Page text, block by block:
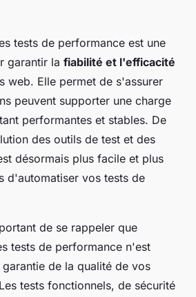
tests de performance est une
garantir la fiabilité et l'efficacité
web. Elle permet de s'assurer
peuvent supporter une charge
performantes et stables. De
des outils de test et des
désormais plus facile et plus
d'automatiser vos tests de
de se rappeler que
tests de performance n'est
de la qualité de vos
tests fonctionnels, de sécurité